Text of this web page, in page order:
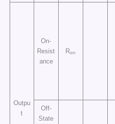
Outpu
t
On-
Resist
ance
Ron
Off-
State